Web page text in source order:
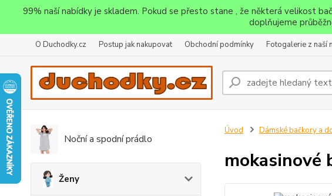
99% naší nabídky je skladem. Pokud se přesto stane , že některá velikost
doplňujeme
O Duchodky.cz Postup jak nakupovat Obchodní podmínky Fotogalerie z naší
Noční a spodní prádlo
Ženy
Úvod Dámské bačkory a
mokasinové